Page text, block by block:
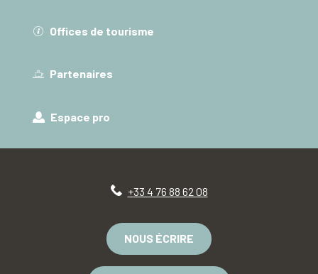
Offices de tourisme
Partenaires
Espace pro
+33 4 76 88 62 08
NOUS ÉCRIRE